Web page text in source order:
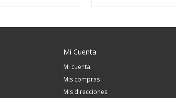
Mi Cuenta
Mi cuenta
Mis compras
Mis direcciones